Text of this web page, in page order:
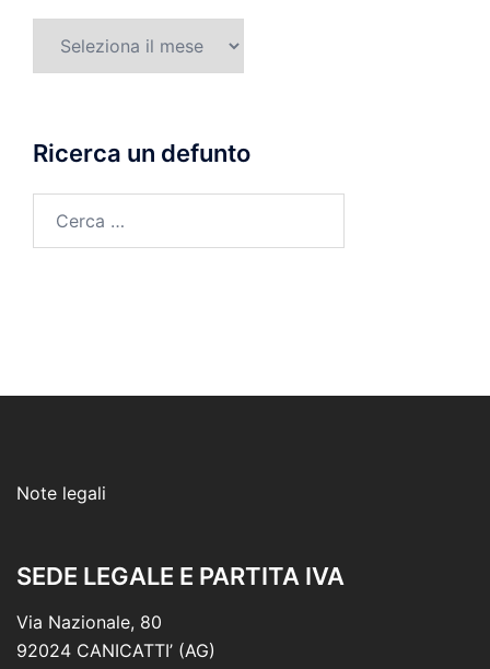
Ricerca un defunto
Note legali
SEDE LEGALE E PARTITA IVA
Via Nazionale, 80
92024 CANICATTI’ (AG)